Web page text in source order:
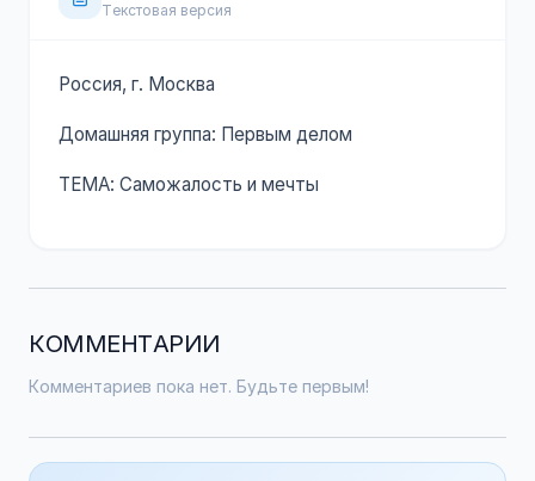
Текстовая версия
Россия, г. Москва
Домашняя группа: Первым делом
ТЕМА: Саможалость и мечты
КОММЕНТАРИИ
Комментариев пока нет. Будьте первым!